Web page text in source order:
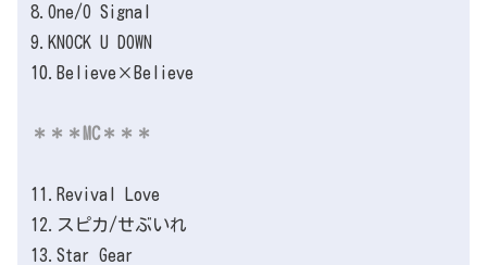
8.One/O Signal
9.KNOCK U DOWN
10.Believe×Believe
＊＊＊MC＊＊＊
11.‪Revival Love‬
12.スピカ/せぶいれ
13.Star Gear